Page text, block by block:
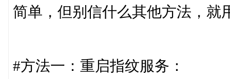
简单，但别信什么其他方法，就
#方法一：重启指纹服务：